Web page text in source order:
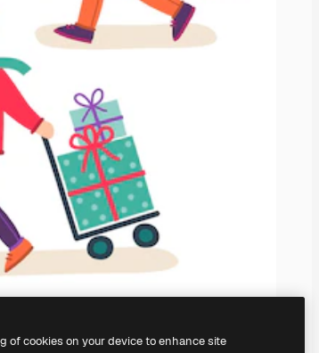
of cookies on your device to enhance site